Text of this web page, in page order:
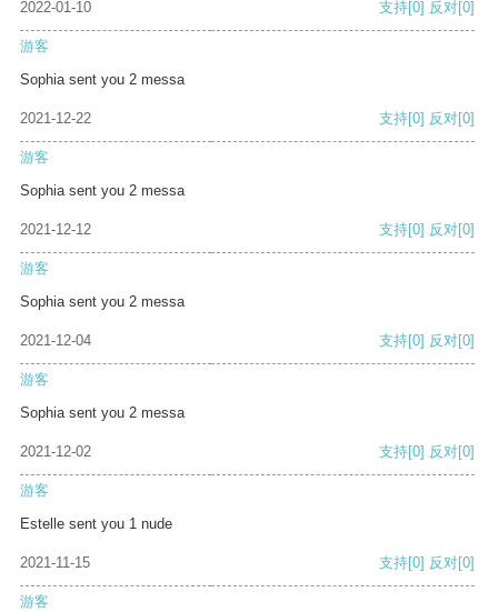
2022-01-10 支持[0] 反对[0]
游客
Sophia sent you 2 messa
2021-12-22 支持[0] 反对[0]
游客
Sophia sent you 2 messa
2021-12-12 支持[0] 反对[0]
游客
Sophia sent you 2 messa
2021-12-04 支持[0] 反对[0]
游客
Sophia sent you 2 messa
2021-12-02 支持[0] 反对[0]
游客
Estelle sent you 1 nude
2021-11-15 支持[0] 反对[0]
游客